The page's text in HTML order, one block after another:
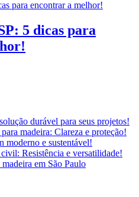
5 dicas para
durável para seus projetos!
madeira: Clareza e proteção!
moderno e sustentável!
Resistência e versatilidade!
em São Paulo